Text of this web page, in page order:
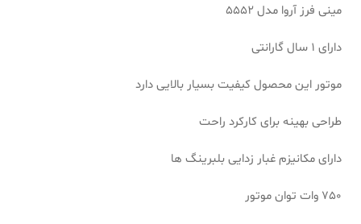
مینی فرز آروا مدل 5552
دارای 1 سال گارانتی
موتور این محصول کیفیت بسیار بالایی دارد
طراحی بهینه برای کارکرد راحت
دارای مکانیزم غبار زدایی بلبرینگ ها
750 وات توان موتور